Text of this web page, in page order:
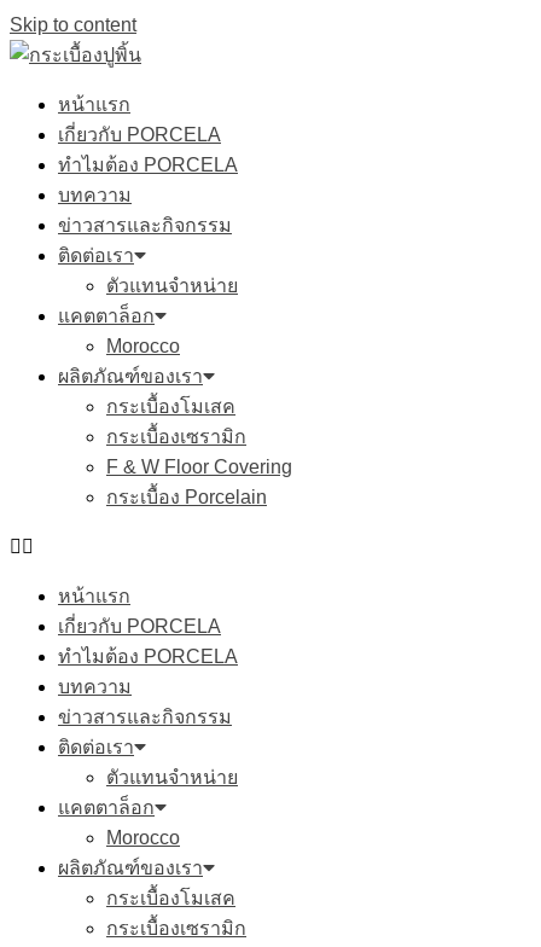
Skip to content
หน้าแรก
เกี่ยวกับ PORCELA
ทำไมต้อง PORCELA
บทความ
ข่าวสารและกิจกรรม
ติดต่อเรา
ตัวแทนจำหน่าย
แคตตาล็อก
Morocco
ผลิตภัณฑ์ของเรา
กระเบื้องโมเสค
กระเบื้องเซรามิก
F & W Floor Covering
กระเบื้อง Porcelain
หน้าแรก
เกี่ยวกับ PORCELA
ทำไมต้อง PORCELA
บทความ
ข่าวสารและกิจกรรม
ติดต่อเรา
ตัวแทนจำหน่าย
แคตตาล็อก
Morocco
ผลิตภัณฑ์ของเรา
กระเบื้องโมเสค
กระเบื้องเซรามิก